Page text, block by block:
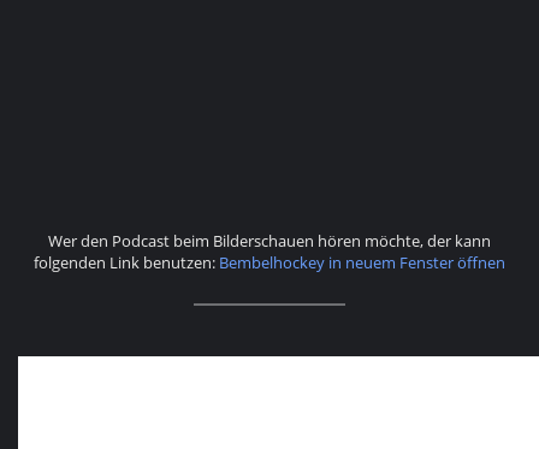
Wer den Podcast beim Bilderschauen hören möchte, der kann
folgenden Link benutzen: Bembelhockey in neuem Fenster öffnen